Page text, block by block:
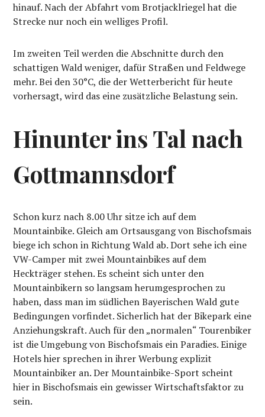
hinauf. Nach der Abfahrt vom Brotjacklriegel hat die
Strecke nur noch ein welliges Profil.
Im zweiten Teil werden die Abschnitte durch den
schattigen Wald weniger, dafür Straßen und Feldwege
mehr. Bei den 30°C, die der Wetterbericht für heute
vorhersagt, wird das eine zusätzliche Belastung sein.
Hinunter ins Tal nach
Gottmannsdorf
Schon kurz nach 8.00 Uhr sitze ich auf dem
Mountainbike. Gleich am Ortsausgang von Bischofsmais
biege ich schon in Richtung Wald ab. Dort sehe ich eine
VW-Camper mit zwei Mountainbikes auf dem
Heckträger stehen. Es scheint sich unter den
Mountainbikern so langsam herumgesprochen zu
haben, dass man im südlichen Bayerischen Wald gute
Bedingungen vorfindet. Sicherlich hat der Bikepark eine
Anziehungskraft. Auch für den „normalen“ Tourenbiker
ist die Umgebung von Bischofsmais ein Paradies. Einige
Hotels hier sprechen in ihrer Werbung explizit
Mountainbiker an. Der Mountainbike-Sport scheint
hier in Bischofsmais ein gewisser Wirtschaftsfaktor zu
sein.